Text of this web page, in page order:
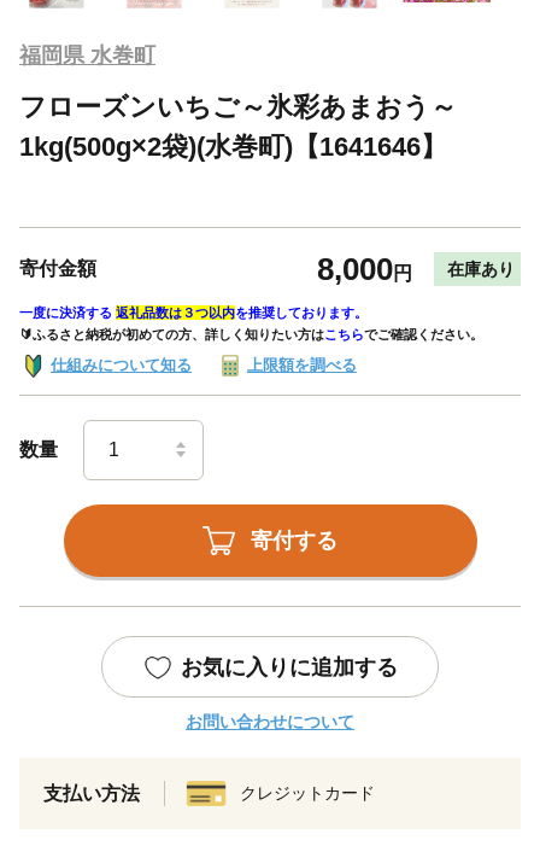
福岡県 水巻町
フローズンいちご～氷彩あまおう～
1kg(500g×2袋)(水巻町)【1641646】
寄付金額 8,000円 在庫あり
一度に決済する 返礼品数は３つ以内を推奨しております。
🔰ふるさと納税が初めての方、詳しく知りたい方はこちらでご確認ください。
仕組みについて知る 上限額を調べる
数量
寄付する
お気に入りに追加する
お問い合わせについて
支払い方法 クレジットカード